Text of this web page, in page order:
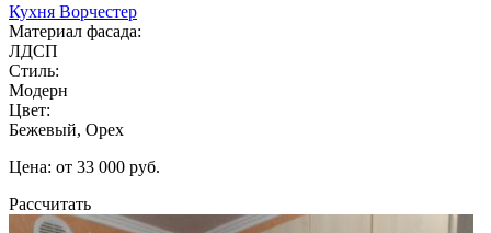
Кухня Ворчестер
Материал фасада:
ЛДСП
Стиль:
Модерн
Цвет:
Бежевый, Орех
Цена: от 33 000 руб.
Рассчитать